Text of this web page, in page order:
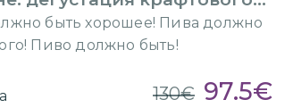
быть хорошее! Пива должно
Пиво должно быть!
130€ 97.5€